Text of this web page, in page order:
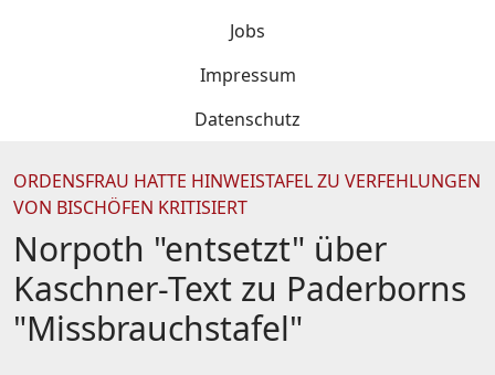
Jobs
Impressum
Datenschutz
ORDENSFRAU HATTE HINWEISTAFEL ZU VERFEHLUNGEN
VON BISCHÖFEN KRITISIERT
Norpoth "entsetzt" über
Kaschner-Text zu Paderborns
"Missbrauchstafel"